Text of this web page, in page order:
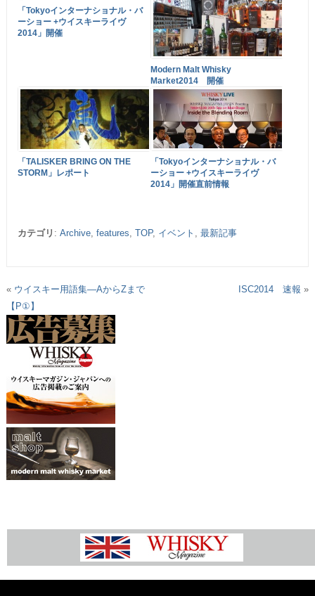
「Tokyoインターナショナル・バ
ーショー +ウイスキーライヴ
2014」開催
Modern Malt Whisky
Market2014 開催
「TALISKER BRING ON THE
STORM」レポート
「Tokyoインターナショナル・バ
ーショー +ウイスキーライヴ
2014」開催直前情報
カテゴリ : Archive, features TOP, イベント 最新記事
« ウイスキー用語集―AからZまで
【P①】
ISC2014 速報 »